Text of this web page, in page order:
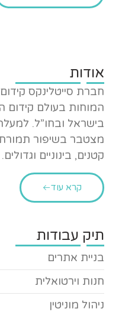
אודות
חברת סייטלינקס
המוחות בעולם קידום
מצטבר בשיפור תמורת
קטנים, בינוניים וגדולים.
קרא עוד
תיק עבודות
בניית אתרים
חנות וירטואלית
ניהול מוניטין